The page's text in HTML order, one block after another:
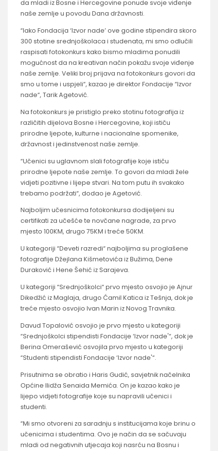
da mladi iz Bosne i Hercegovine ponude svoje viđenje
naše zemlje u povodu Dana državnosti.
“Iako Fondacija ‘Izvor nade’ ove godine stipendira skoro
300 stotine srednjoškolaca i studenata, mi smo odlučili
raspisati fotokonkurs kako bismo mladima ponudili
mogućnost da na kreativan način pokažu svoje viđenje
naše zemlje. Veliki broj prijava na fotokonkurs govori da
smo u tome i uspjeli“, kazao je direktor Fondacije “Izvor
nade“, Tarik Agetović.
Na fotokonkurs je pristiglo preko stotinu fotografija iz
različitih dijelova Bosne i Hercegovine, koji ističu
prirodne ljepote, kulturne i nacionalne spomenike,
državnost i jedinstvenost naše zemlje.
“Učenici su uglavnom slali fotografije koje ističu
prirodne ljepote naše zemlje. To govori da mladi žele
vidjeti pozitivne i lijepe stvari. Na tom putu ih svakako
trebamo podržati“, dodao je Agetović.
Najboljim učesnicima fotokonkursa dodijeljeni su
certifikati za učešće te novčane nagrade, za prvo
mjesto 100KM, drugo 75KM i treće 50KM.
U kategoriji “Deveti razredi“ najboljima su proglašene
fotografije Džejlana Kišmetovića iz Bužima, Dene
Duraković i Hene Šehić iz Sarajeva.
U kategoriji “Srednjoškolci“ prvo mjesto osvojio je Ajnur
Dikedžić iz Maglaja, drugo Ćamil Katica iz Tešnja, dok je
treće mjesto osvojio Ivan Marin iz Novog Travnika.
Davud Topalović osvojio je prvo mjesto u kategoriji
“Srednjoškolci stipendisti Fondacije ‘Izvor nade'“, dok je
Berina Omerašević osvojila prvo mjesto u kategoriji
“Studenti stipendisti Fondacije ‘Izvor nade'“.
Prisutnima se obratio i Haris Gudić, savjetnik načelnika
Općine Ilidža Senaida Memića. On je kazao kako je
lijepo vidjeti fotografije koje su napravili učenici i
studenti.
“Mi smo otvoreni za saradnju s institucijama koje brinu o
učenicima i studentima. Ovo je način da se sačuvaju
mladi od negativnih utjecaja koji nasrću na Bosnu i